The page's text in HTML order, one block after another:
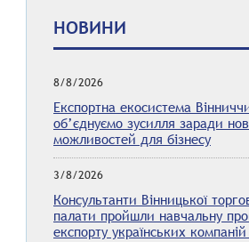
НОВИНИ
8/8/2026
Експортна екосистема
об’єднуємо зусилля заради
можливостей для бізнесу
3/8/2026
Консультанти Вінницької
палати пройшли навчальну
експорту українських